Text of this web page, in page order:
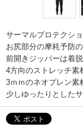
サーマルプロテクシ
お尻部分の摩耗予防
前開きジッパーは着
4方向のストレッチ素
3ｍｍのネオプレン素
少しゆったりとした